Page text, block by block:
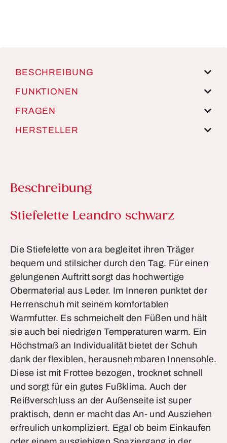
BESCHREIBUNG
FUNKTIONEN
FRAGEN
HERSTELLER
Beschreibung
Produktinformationen
Stiefelette Leandro schwarz
Die Stiefelette von ara begleitet ihren Träger
bequem und stilsicher durch den Tag. Für einen
gelungenen Auftritt sorgt das hochwertige
Obermaterial aus Leder. Im Inneren punktet der
Herrenschuh mit seinem komfortablen
Warmfutter. Es schmeichelt den Füßen und hält
sie auch bei niedrigen Temperaturen warm. Ein
Höchstmaß an Individualität bietet der Schuh
dank der flexiblen, herausnehmbaren Innensohle.
Diese ist mit Frottee bezogen, trocknet schnell
und sorgt für ein gutes Fußklima. Auch der
Reißverschluss an der Außenseite ist super
praktisch, denn er macht das An- und Ausziehen
erfreulich unkompliziert. Egal ob beim Einkaufen